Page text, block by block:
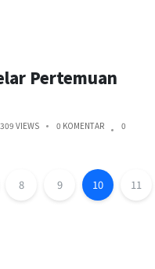
Pertemuan
309 VIEWS 0 KOMENTAR 0
8 9 10 11